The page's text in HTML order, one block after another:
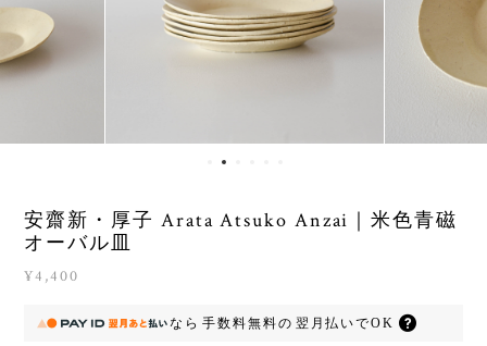
安齋新・厚子 Arata Atsuko Anzai｜米色青磁
オーバル皿
¥4,400
なら 手数料無料の 翌月払いでOK